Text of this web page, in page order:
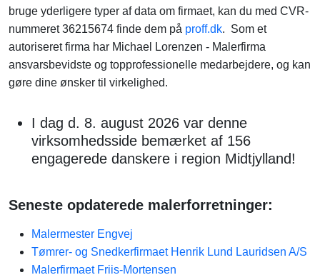
bruge yderligere typer af data om firmaet, kan du med CVR-
nummeret 36215674 finde dem på proff.dk. Som et
autoriseret firma har Michael Lorenzen - Malerfirma
ansvarsbevidste og topprofessionelle medarbejdere, og kan
gøre dine ønsker til virkelighed.
I dag d. 8. august 2026 var denne
virksomhedsside bemærket af 156
engagerede danskere i region Midtjylland!
Seneste opdaterede malerforretninger:
Malermester Engvej
Tømrer- og Snedkerfirmaet Henrik Lund Lauridsen A/S
Malerfirmaet Friis-Mortensen